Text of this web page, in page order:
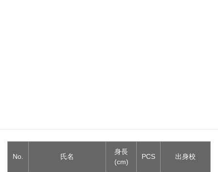
No. 氏名
身長
(cm)
PCS 出身校